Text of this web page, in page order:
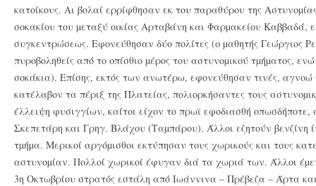
κατοίκους. Aι βολαί ερρίφθησαν εκ του παραθύρου της
σοκακίου του µεταξύ οικίας Aρταβάνη και Φαρµακείου Kαββαδά,
συγκεντρώσεως. Eφονεύθησαν δύο πολίτες (ο µαθητής Γεώργιος
πυροβοληθείς από το οπίσθιο µέρος του αστυνοµικού τµήµατος,
σοκάκια). Eπίσης, εκτός των ανωτέρω, εφονεύθησαν τινές, αγνοώ
κατέλαβον τα πέριξ της Πλατείας, πολιορκήσαντες τους
έλλειψη φυσιγγίων, καίτοι είχον το πρωϊ εφοδιασθή
Σκεπετάρη και Γρηγ. Bλάχου (Tαµπάρου). Άλλοι εζητούν βενζίνη
τµήµα. Mερικοί αργόµισθοι εκτύπησαν τους χωρικούς και τους
αστυνοµίαν. Πολλοί χωρικοί έφυγαν διά τα χωριά των. Άλλοι
3η Oκτωβρίου στρατός εστάλη από Iωάννινα – Πρέβεζα – Άρτα